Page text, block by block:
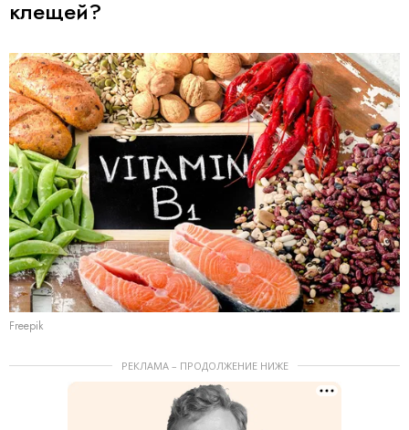
клещей?
Freepik
РЕКЛАМА – ПРОДОЛЖЕНИЕ НИЖЕ